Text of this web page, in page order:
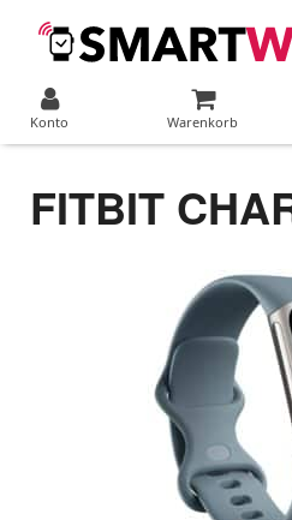
Konto Warenkorb
FITBIT